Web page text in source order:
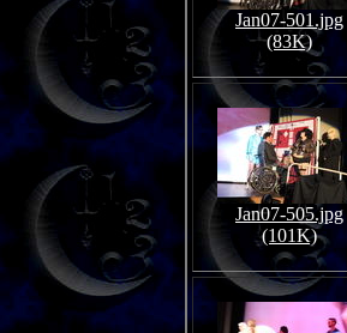
Jan07-501.jpg
(83K)
Jan07-505.jpg
(101K)